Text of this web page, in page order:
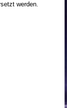
werden.